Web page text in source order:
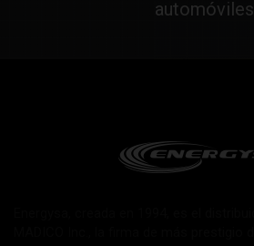
automóviles